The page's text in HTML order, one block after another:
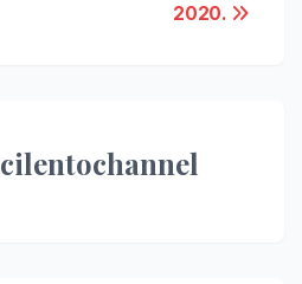
2020.
cilentochannel